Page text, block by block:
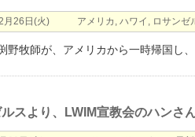
月26日(火) アメリカ ハワイ ロサンゼ
野牧師が、アメリカから一時帰国し
ルスより、LWIM宣教会のハンさ